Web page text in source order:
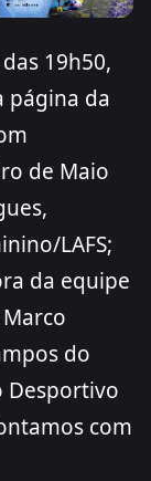
19h50,
página da
de Maio
LAFS;
da equipe
do
Desportivo
com